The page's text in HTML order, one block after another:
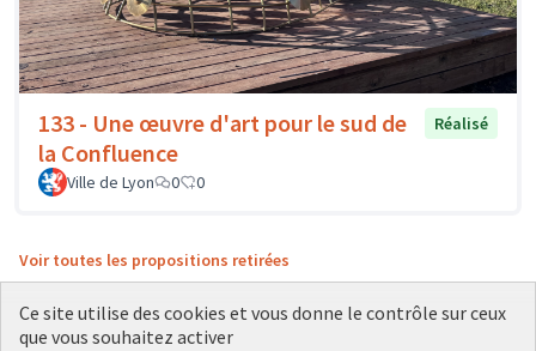
133 - Une œuvre d'art pour le sud de
la Confluence
Réalisé
Ville de Lyon 0 0
Voir toutes les propositions retirées
Ce site utilise des cookies et vous donne le contrôle sur ceux
que vous souhaitez activer